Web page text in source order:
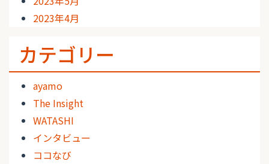
2023年4月
カテゴリー
ayamo
The Insight
WATASHI
インタビュー
ココなび